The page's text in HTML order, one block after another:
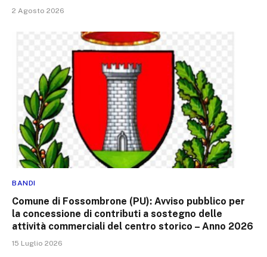
2 Agosto 2026
BANDI
Comune di Fossombrone (PU): Avviso pubblico per
la concessione di contributi a sostegno delle
attività commerciali del centro storico – Anno 2026
15 Luglio 2026